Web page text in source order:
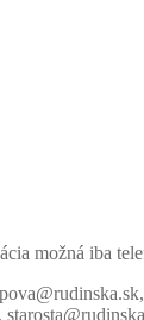
možná iba